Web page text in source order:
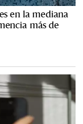
en la mediana
más de